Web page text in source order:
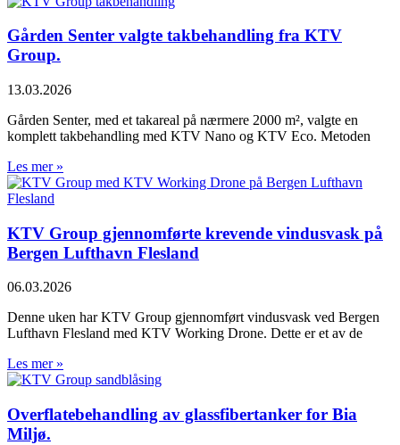
Gården Senter valgte takbehandling fra KTV
Group.
13.03.2026
Gården Senter, med et takareal på nærmere 2000 m², valgte en
komplett takbehandling med KTV Nano og KTV Eco. Metoden
Les mer »
KTV Group gjennomførte krevende vindusvask på
Bergen Lufthavn Flesland
06.03.2026
Denne uken har KTV Group gjennomført vindusvask ved Bergen
Lufthavn Flesland med KTV Working Drone. Dette er et av de
Les mer »
Overflatebehandling av glassfibertanker for Bia
Miljø.